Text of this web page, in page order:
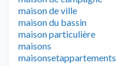
maison de ville
maison du bassin
maison particulière
maisons
maisonsetappartements